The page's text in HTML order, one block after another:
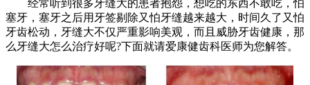
经常听到很多牙缝大的患者抱怨，想吃的东西不敢吃，怕
塞牙，塞牙之后用牙签剔除又怕牙缝越来越大，时间久了又怕
牙齿松动，牙缝大不仅严重影响美观，而且威胁牙齿健康，那
么牙缝大怎么治疗好呢?下面就请爱康健齿科医师为您解答。